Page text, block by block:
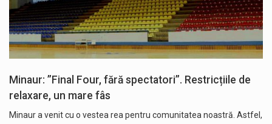
Minaur: ”Final Four, fără spectatori”. Restricțiile de
relaxare, un mare fâs
Minaur a venit cu o vestea rea pentru comunitatea noastră. Astfel,